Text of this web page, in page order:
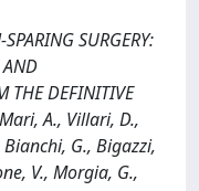
SURGERY:
AND
THE DEFINITIVE
Mari, A., Villari, D.,
G., Bigazzi,
V., Morgia, G.,